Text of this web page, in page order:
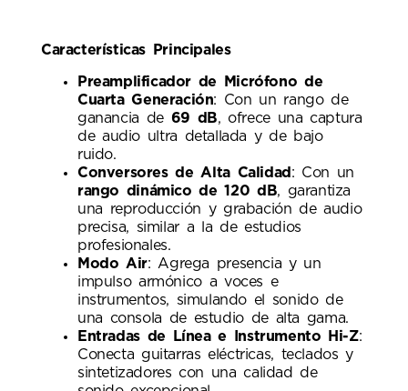
Características Principales
Preamplificador de Micrófono de
Cuarta Generación: Con un rango de
ganancia de 69 dB, ofrece una captura
de audio ultra detallada y de bajo
ruido.
Conversores de Alta Calidad : Con un
rango dinámico de 120 dB, garantiza
una reproducción y grabación de audio
precisa, similar a la de estudios
profesionales.
Modo Air: Agrega presencia y un
impulso armónico a voces e
instrumentos, simulando el sonido de
una consola de estudio de alta gama.
Entradas de Línea e Instrumento Hi-Z:
Conecta guitarras eléctricas, teclados y
sintetizadores con una calidad de